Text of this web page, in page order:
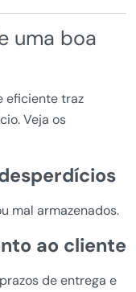
uma boa
eficiente traz
Veja os
mal armazenados.
ao cliente
de entrega e